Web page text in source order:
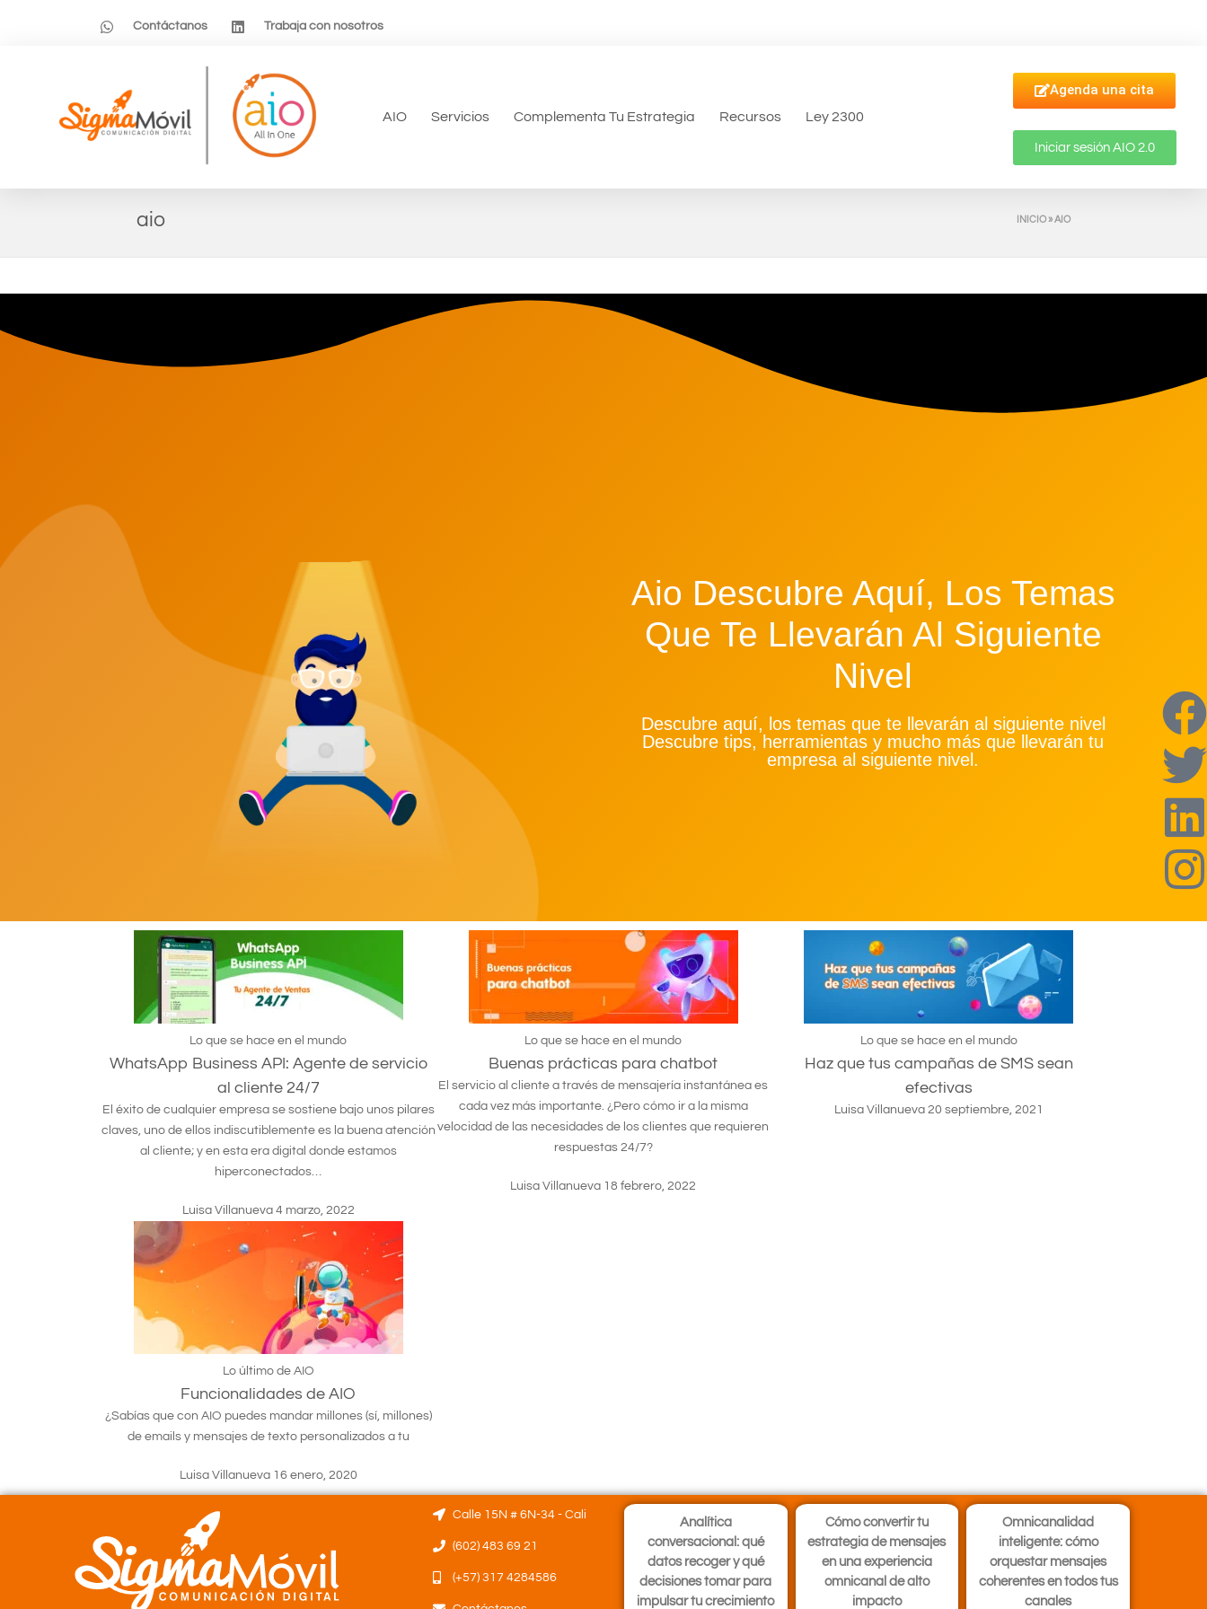
Contáctanos Trabaja con nosotros
AIO Servicios Complementa Tu Estrategia Recursos Ley 2300
Agenda una cita
Iniciar sesión AIO 2.0
aio INICIO»AIO
Aio Descubre Aquí, Los Temas
Que Te Llevarán Al Siguiente
Nivel
Descubre aquí, los temas que te llevarán al siguiente nivel
Descubre tips, herramientas y mucho más que llevarán tu
empresa al siguiente nivel.
Lo que se hace en el mundo
WhatsApp Business API: Agente de servicio
al cliente 24/7
El éxito de cualquier empresa se sostiene bajo unos pilares
claves, uno de ellos indiscutiblemente es la buena atención
al cliente; y en esta era digital donde estamos
hiperconectados…
Luisa Villanueva 4 marzo, 2022
Lo que se hace en el mundo
Buenas prácticas para chatbot
El servicio al cliente a través de mensajería instantánea es
cada vez más importante. ¿Pero cómo ir a la misma
velocidad de las necesidades de los clientes que requieren
respuestas 24/7?
Luisa Villanueva 18 febrero, 2022
Lo que se hace en el mundo
Haz que tus campañas de SMS sean
efectivas
Luisa Villanueva 20 septiembre, 2021
Lo último de AIO
Funcionalidades de AIO
¿Sabías que con AIO puedes mandar millones (sí, millones)
de emails y mensajes de texto personalizados a tu
Luisa Villanueva 16 enero, 2020
Calle 15N # 6N-34 - Cali
(602) 483 69 21
(+57) 317 4284586
Analítica
conversacional: qué
datos recoger y qué
decisiones tomar para
impulsar tu crecimiento
Cómo convertir tu
estrategia de mensajes
en una experiencia
omnicanal de alto
impacto
Omnicanalidad
inteligente: cómo
orquestar mensajes
coherentes en todos tus
canales